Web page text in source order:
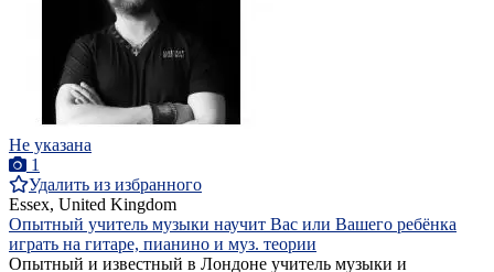
Не указана
1
Удалить из избранного
Essex, United Kingdom
Опытный учитель музыки научит Вас или Вашего ребёнка
играть на гитаре, пианино и муз. теории
Опытный и известный в Лондоне учитель музыки и